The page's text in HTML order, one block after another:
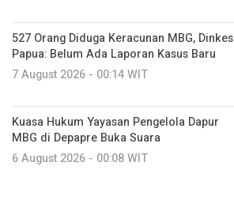
527 Orang Diduga Keracunan MBG, Dinkes
Papua: Belum Ada Laporan Kasus Baru
7 August 2026 - 00:14 WIT
Kuasa Hukum Yayasan Pengelola Dapur
MBG di Depapre Buka Suara
6 August 2026 - 00:08 WIT